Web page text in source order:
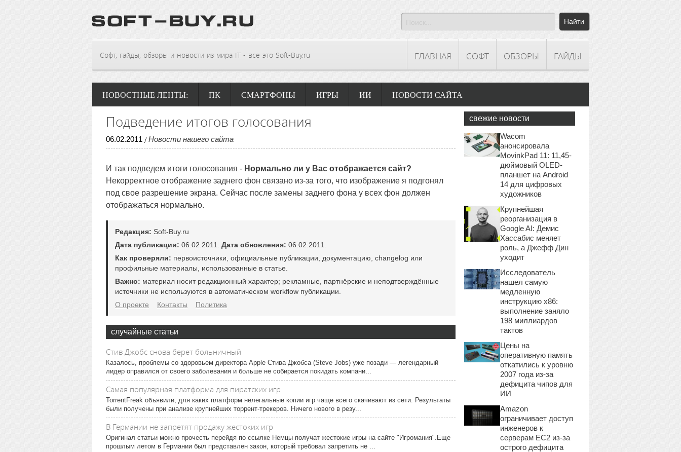
Софт, гайды, обзоры и новости из мира IT - все это Soft-Buy.ru ГЛАВНАЯ СОФТ ОБЗОРЫ ГАЙДЫ
НОВОСТНЫЕ ЛЕНТЫ: ПК СМАРТФОНЫ ИГРЫ ИИ НОВОСТИ САЙТА
Подведение итогов голосования
06.02.2011 / Новости нашего сайта
И так подведем итоги голосования - Нормально ли у Вас отображается сайт?
Некорректное отображение заднего фон связано из-за того, что изображение я подгонял
под свое разрешение экрана. Сейчас после замены заднего фона у всех фон должен
отображаться нормально.
Редакция: Soft-Buy.ru
Дата публикации: 06.02.2011. Дата обновления: 06.02.2011.
Как проверяли: первоисточники, официальные публикации, документацию, changelog или
профильные материалы, использованные в статье.
Важно: материал носит редакционный характер; рекламные, партнёрские и неподтверждённые
источники не используются в автоматическом workflow публикации.
О проекте
Контакты Политика
случайные статьи
Стив Джобс снова берет больничный
Казалось, проблемы со здоровьем директора Apple Стива Джобса (Steve Jobs) уже позади ― легендарный
лидер оправился от своего заболевания и больше не собирается покидать компани...
Самая популярная платформа для пиратских игр
TorrentFreak объявили, для каких платформ нелегальные копии игр чаще всего скачивают из сети. Результаты
были получены при анализе крупнейших торрент-трекеров. Ничего нового в резу...
В Германии не запретят продажу жестоких игр
Оригинал статьи можно прочесть перейдя по ссылке Немцы получат жестокие игры на сайте "Игромания".Еще
прошлым летом в Германии был представлен закон, который требовал запретить не ...
свежие новости
Wacom
анонсировала
MovinkPad 11: 11,45-
дюймовый OLED-
планшет на Android
14 для цифровых
художников
Крупнейшая
реорганизация в
Google AI: Демис
Хассабис меняет
роль, а Джефф Дин
уходит
Исследователь
нашел самую
медленную
инструкцию x86:
выполнение заняло
198 миллиардов
тактов
Цены на
оперативную память
откатились к уровню
2007 года из-за
дефицита чипов для
ИИ
Amazon
ограничивает доступ
инженеров к
серверам EC2 из-за
острого дефицита